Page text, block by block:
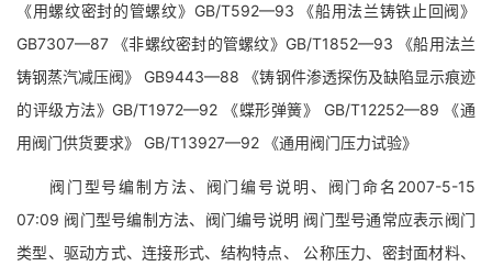
《用螺纹密封的管螺纹》GB/T592—93 《船用法兰铸铁止回阀》
GB7307—87 《非螺纹密封的管螺纹》GB/T1852—93 《船用法兰
铸钢蒸汽减压阀》 GB9443—88 《铸钢件渗透探伤及缺陷显示痕迹
的评级方法》GB/T1972—92 《蝶形弹簧》 GB/T12252—89 《通
用阀门供货要求》 GB/T13927—92 《通用阀门压力试验》
阀门型号编制方法、阀门编号说明、阀门命名2007-5-15
07:09 阀门型号编制方法、阀门编号说明 阀门型号通常应表示阀门
类型、驱动方式、连接形式、结构特点、 公称压力、密封面材料、